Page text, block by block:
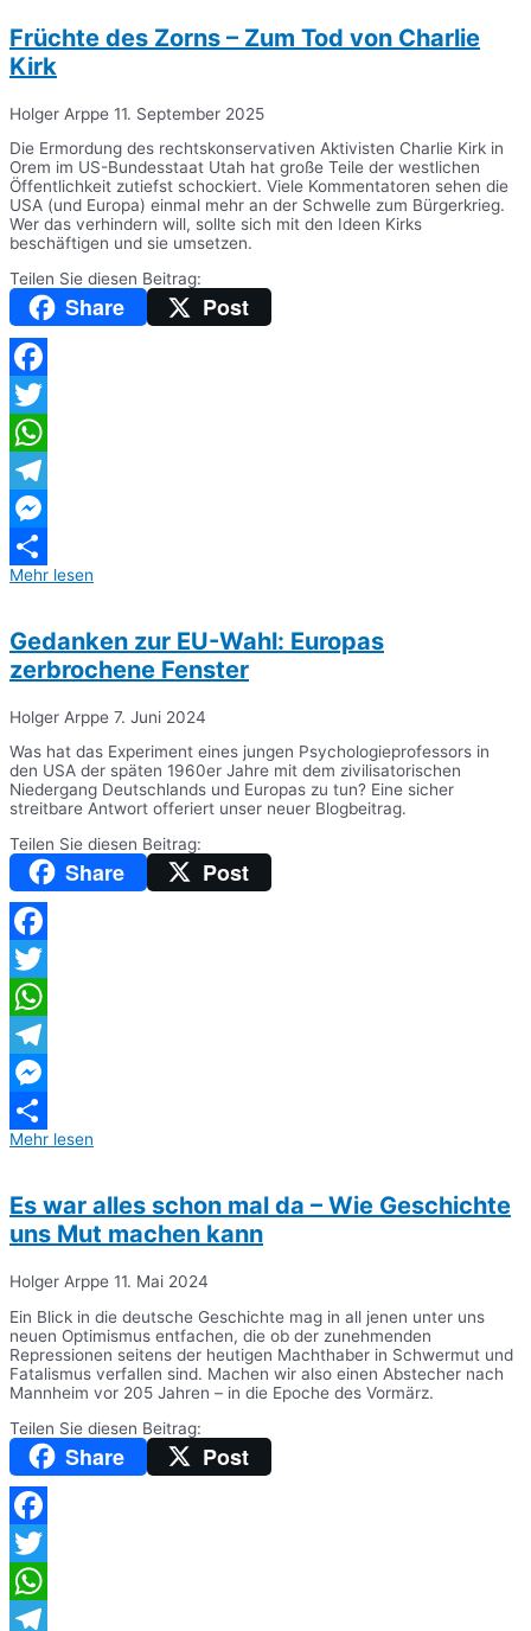
Früchte des Zorns – Zum Tod von Charlie
Kirk
Holger Arppe 11. September 2025
Die Ermordung des rechtskonservativen Aktivisten Charlie Kirk in
Orem im US-Bundesstaat Utah hat große Teile der westlichen
Öffentlichkeit zutiefst schockiert. Viele Kommentatoren sehen die
USA (und Europa) einmal mehr an der Schwelle zum Bürgerkrieg.
Wer das verhindern will, sollte sich mit den Ideen Kirks
beschäftigen und sie umsetzen.
Teilen Sie diesen Beitrag:
Share Post
Facebook
Twitter
WhatsApp
Telegram
Messenger
Teilen
Mehr lesen
Gedanken zur EU-Wahl: Europas
zerbrochene Fenster
Holger Arppe 7. Juni 2024
Was hat das Experiment eines jungen Psychologieprofessors in
den USA der späten 1960er Jahre mit dem zivilisatorischen
Niedergang Deutschlands und Europas zu tun? Eine sicher
streitbare Antwort offeriert unser neuer Blogbeitrag.
Teilen Sie diesen Beitrag:
Share Post
Facebook
Twitter
WhatsApp
Telegram
Messenger
Teilen
Mehr lesen
Es war alles schon mal da – Wie Geschichte
uns Mut machen kann
Holger Arppe 11. Mai 2024
Ein Blick in die deutsche Geschichte mag in all jenen unter uns
neuen Optimismus entfachen, die ob der zunehmenden
Repressionen seitens der heutigen Machthaber in Schwermut und
Fatalismus verfallen sind. Machen wir also einen Abstecher nach
Mannheim vor 205 Jahren – in die Epoche des Vormärz.
Teilen Sie diesen Beitrag:
Share Post
Facebook
Twitter
WhatsApp